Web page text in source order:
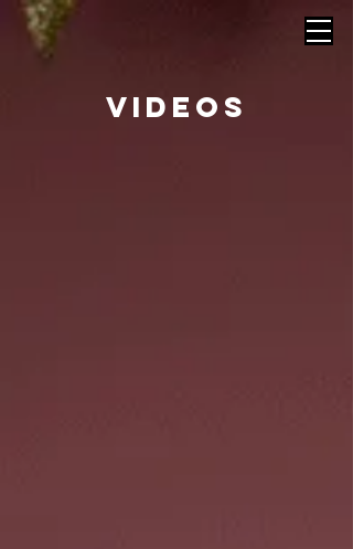
VIDEOS